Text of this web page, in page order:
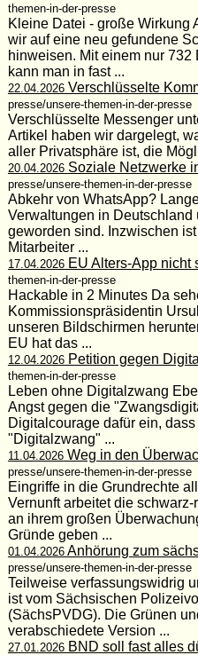
themen-in-der-presse
Kleine Datei - große Wirkung
wir auf eine neu gefundene
hinweisen. Mit einem nur
kann man in fast ...
22.04.2026Verschlüsselte
presse/unsere-themen-in-der-presse
Verschlüsselte Messenger
Artikel haben wir dargelegt,
aller Privatsphäre ist, die
20.04.2026Soziale Netzwerke
presse/unsere-themen-in-der-presse
Abkehr von WhatsApp?
Verwaltungen in
geworden sind. Inzwischen
Mitarbeiter ...
17.04.2026EU Alters-App nicht
themen-in-der-presse
Hackable in 2 Minutes Da
Kommissionspräsidentin
unseren Bildschirmen
EU hat das ...
12.04.2026Petition gegen
themen-in-der-presse
Leben ohne Digitalzwang
Angst gegen die
Digitalcourage dafür ein,
"Digitalzwang" ...
11.04.2026Weg in den
presse/unsere-themen-in-der-presse
Eingriffe in die Grundrechte
Vernunft arbeitet die
an ihrem großen
Gründe geben ...
01.04.2026Anhörung zum
presse/unsere-themen-in-der-presse
Teilweise verfassungswidrig
ist vom Sächsischen
(SächsPVDG). Die Grünen
verabschiedete Versi­on ...
27.01.2026BND soll fast alles